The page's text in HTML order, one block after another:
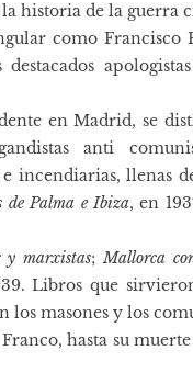
historia de la guerra
como Francisco
en Madrid, se
anti
incendiarias, llenas
de Palma e Ibiza, en
y marxistas;Mallorca
Libros que
masones y los
hasta su